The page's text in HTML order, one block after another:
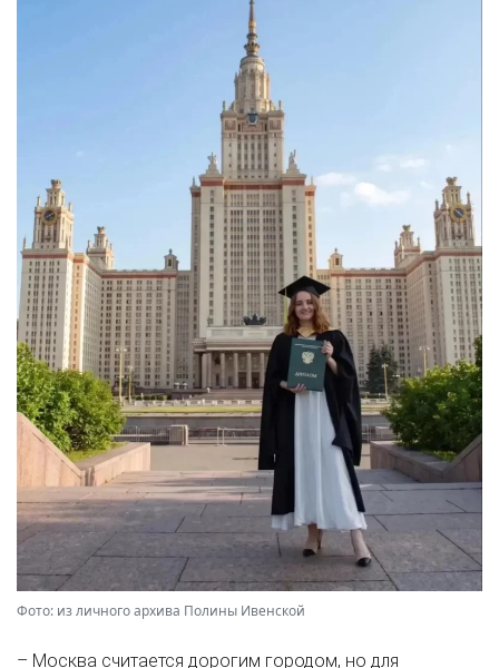
Фото: из личного архива Полины Ивенской
– Москва считается дорогим городом, но для